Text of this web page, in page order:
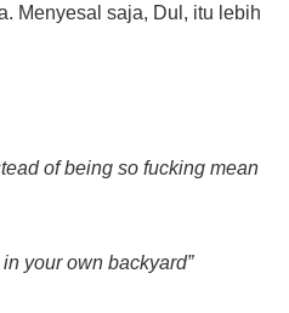
Menyesal saja, Dul, itu lebih
of being so fucking mean
your own backyard”